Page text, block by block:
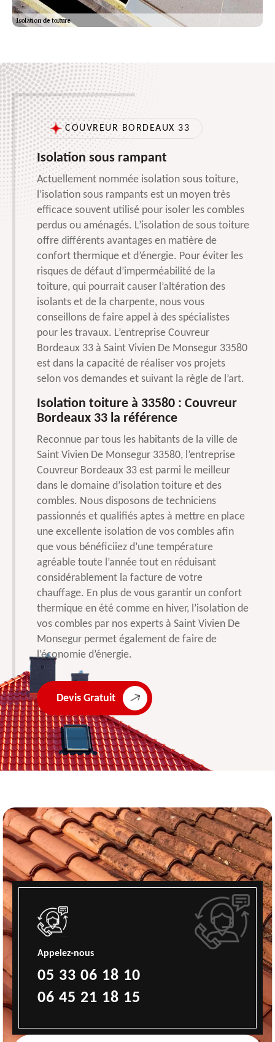
COUVREUR BORDEAUX 33
Isolation sous rampant
Actuellement nommée isolation sous toiture,
l’isolation sous rampants est un moyen très
efficace souvent utilisé pour isoler les combles
perdus ou aménagés. L’isolation de sous toiture
offre différents avantages en matière de
confort thermique et d’énergie. Pour éviter les
risques de défaut d’imperméabilité de la
toiture, qui pourrait causer l’altération des
isolants et de la charpente, nous vous
conseillons de faire appel à des spécialistes
pour les travaux. L’entreprise Couvreur
Bordeaux 33 à Saint Vivien De Monsegur 33580
est dans la capacité de réaliser vos projets
selon vos demandes et suivant la règle de l’art.
Isolation toiture à 33580 : Couvreur
Bordeaux 33 la référence
Reconnue par tous les habitants de la ville de
Saint Vivien De Monsegur 33580, l’entreprise
Couvreur Bordeaux 33 est parmi le meilleur
dans le domaine d’isolation toiture et des
combles. Nous disposons de techniciens
passionnés et qualifiés aptes à mettre en place
une excellente isolation de vos combles afin
que vous bénéficiiez d’une température
agréable toute l’année tout en réduisant
considérablement la facture de votre
chauffage. En plus de vous garantir un confort
thermique en été comme en hiver, l’isolation de
vos combles par nos experts à Saint Vivien De
Monsegur permet également de faire de
l’économie d’énergie.
Devis Gratuit
Appelez-nous
05 33 06 18 10
06 45 21 18 15